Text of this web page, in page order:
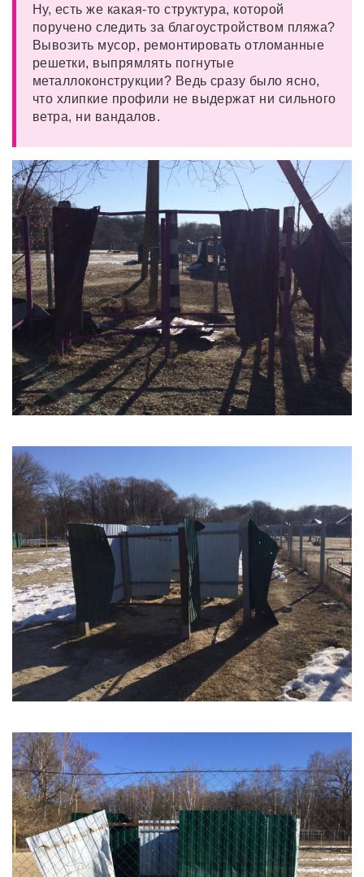
Ну, есть же какая-то структура, которой
поручено следить за благоустройством пляжа?
Вывозить мусор, ремонтировать отломанные
решетки, выпрямлять погнутые
металлоконструкции? Ведь сразу было ясно,
что хлипкие профили не выдержат ни сильного
ветра, ни вандалов.